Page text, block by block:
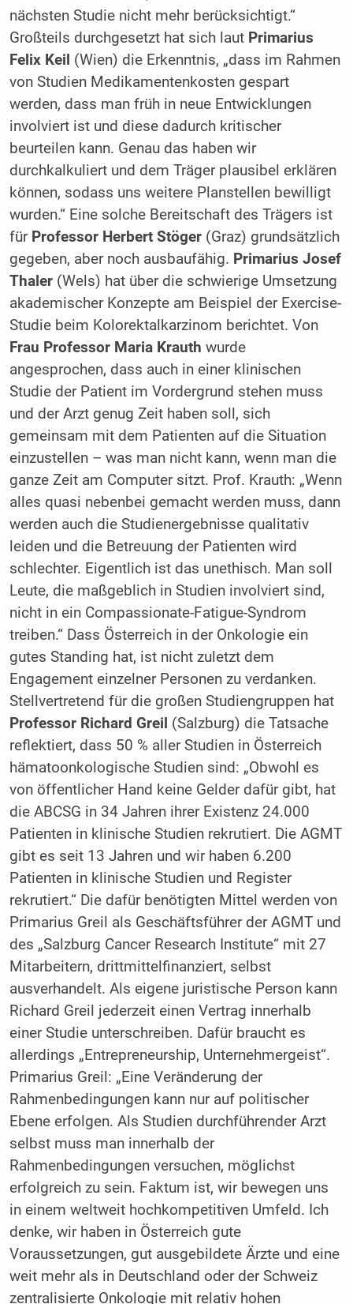
nächsten Studie nicht mehr berücksichtigt.“
Großteils durchgesetzt hat sich laut Primarius
Felix Keil (Wien) die Erkenntnis, „dass im Rahmen
von Studien Medikamentenkosten gespart
werden, dass man früh in neue Entwicklungen
involviert ist und diese dadurch kritischer
beurteilen kann. Genau das haben wir
durchkalkuliert und dem Träger plausibel erklären
können, sodass uns weitere Planstellen bewilligt
wurden.“ Eine solche Bereitschaft des Trägers ist
für Professor Herbert Stöger (Graz) grundsätzlich
gegeben, aber noch ausbaufähig. Primarius Josef
Thaler (Wels) hat über die schwierige Umsetzung
akademischer Konzepte am Beispiel der Exercise-
Studie beim Kolorektalkarzinom berichtet. Von
Frau Professor Maria Krauth wurde
angesprochen, dass auch in einer klinischen
Studie der Patient im Vordergrund stehen muss
und der Arzt genug Zeit haben soll, sich
gemeinsam mit dem Patienten auf die Situation
einzustellen – was man nicht kann, wenn man die
ganze Zeit am Computer sitzt. Prof. Krauth: „Wenn
alles quasi nebenbei gemacht werden muss, dann
werden auch die Studienergebnisse qualitativ
leiden und die Betreuung der Patienten wird
schlechter. Eigentlich ist das unethisch. Man soll
Leute, die maßgeblich in Studien involviert sind,
nicht in ein Compassionate-Fatigue-Syndrom
treiben.“ Dass Österreich in der Onkologie ein
gutes Standing hat, ist nicht zuletzt dem
Engagement einzelner Personen zu verdanken.
Stellvertretend für die großen Studiengruppen hat
Professor Richard Greil (Salzburg) die Tatsache
reflektiert, dass 50 % aller Studien in Österreich
hämatoonkologische Studien sind: „Obwohl es
von öffentlicher Hand keine Gelder dafür gibt, hat
die ABCSG in 34 Jahren ihrer Existenz 24.000
Patienten in klinische Studien rekrutiert. Die AGMT
gibt es seit 13 Jahren und wir haben 6.200
Patienten in klinische Studien und Register
rekrutiert.“ Die dafür benötigten Mittel werden von
Primarius Greil als Geschäftsführer der AGMT und
des „Salzburg Cancer Research Institute“ mit 27
Mitarbeitern, drittmittelfinanziert, selbst
ausverhandelt. Als eigene juristische Person kann
Richard Greil jederzeit einen Vertrag innerhalb
einer Studie unterschreiben. Dafür braucht es
allerdings „Entrepreneurship, Unternehmergeist“.
Primarius Greil: „Eine Veränderung der
Rahmenbedingungen kann nur auf politischer
Ebene erfolgen. Als Studien durchführender Arzt
selbst muss man innerhalb der
Rahmenbedingungen versuchen, möglichst
erfolgreich zu sein. Faktum ist, wir bewegen uns
in einem weltweit hochkompetitiven Umfeld. Ich
denke, wir haben in Österreich gute
Voraussetzungen, gut ausgebildete Ärzte und eine
weit mehr als in Deutschland oder der Schweiz
zentralisierte Onkologie mit relativ hohen